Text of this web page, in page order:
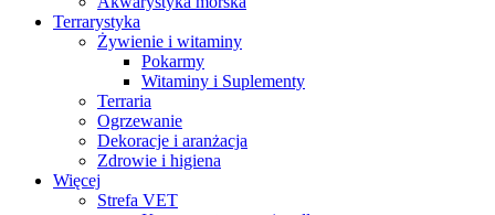
Terrarystyka
Żywienie i witaminy
Pokarmy
Witaminy i Suplementy
Terraria
Ogrzewanie
Dekoracje i aranżacja
Zdrowie i higiena
Więcej
Strefa VET